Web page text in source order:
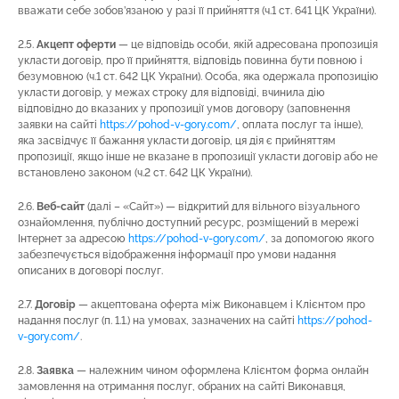
вважати себе зобов’язаною у разі її прийняття (ч.1 ст. 641 ЦК України).
2.5. Акцепт оферти — це відповідь особи, якій адресована пропозиція
укласти договір, про її прийняття, відповідь повинна бути повною і
безумовною (ч.1 ст. 642 ЦК України). Особа, яка одержала пропозицію
укласти договір, у межах строку для відповіді, вчинила дію
відповідно до вказаних у пропозиції умов договору (заповнення
заявки на сайті https://pohod-v-gory.com/, оплата послуг та інше),
яка засвідчує її бажання укласти договір, ця дія є прийняттям
пропозиції, якщо інше не вказане в пропозиції укласти договір або не
встановлено законом (ч.2 ст. 642 ЦК України).
2.6. Веб-сайт (далі – «Сайт») — відкритий для вільного візуального
ознайомлення, публічно доступний ресурс, розміщений в мережі
Інтернет за адресою https://pohod-v-gory.com/, за допомогою якого
забезпечується відображення інформації про умови надання
описаних в договорі послуг.
2.7. Договір — акцептована оферта між Виконавцем і Клієнтом про
надання послуг (п. 1.1.) на умовах, зазначених на сайті https://pohod-
v-gory.com/.
2.8. Заявка — належним чином оформлена Клієнтом форма онлайн
замовлення на отримання послуг, обраних на сайті Виконавця,